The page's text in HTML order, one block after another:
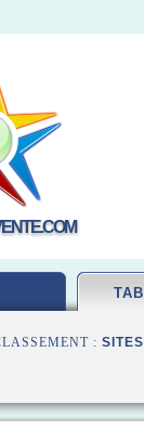
: SITES